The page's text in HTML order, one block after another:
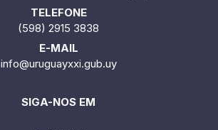
TELEFONE
(598) 2915 3838
E-MAIL
info@uruguayxxi.gub.uy
SIGA-NOS EM